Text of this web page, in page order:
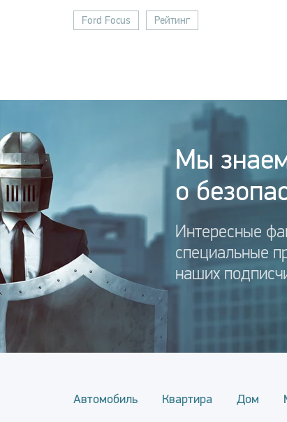
Ford Focus Рейтинг
Мы
о
Интересные
специальные
наших
Автомобиль Квартира Дом